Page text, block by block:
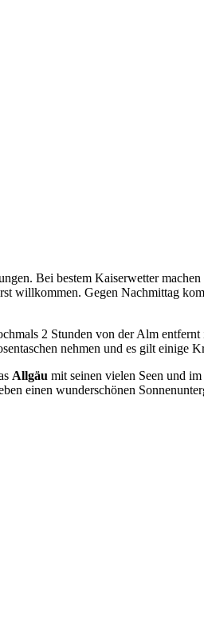
Bei bestem Kaiserwetter
willkommen. Gegen Nachmittag
2 Stunden von der Alm
nehmen und es gilt einige
Allgäu mit seinen vielen Seen und
einen wunderschönen